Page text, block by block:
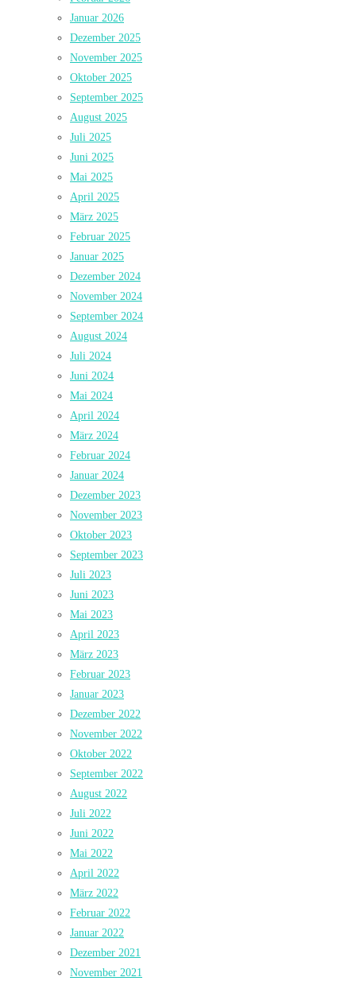
Januar 2026
Dezember 2025
November 2025
Oktober 2025
September 2025
August 2025
Juli 2025
Juni 2025
Mai 2025
April 2025
März 2025
Februar 2025
Januar 2025
Dezember 2024
November 2024
September 2024
August 2024
Juli 2024
Juni 2024
Mai 2024
April 2024
März 2024
Februar 2024
Januar 2024
Dezember 2023
November 2023
Oktober 2023
September 2023
Juli 2023
Juni 2023
Mai 2023
April 2023
März 2023
Februar 2023
Januar 2023
Dezember 2022
November 2022
Oktober 2022
September 2022
August 2022
Juli 2022
Juni 2022
Mai 2022
April 2022
März 2022
Februar 2022
Januar 2022
Dezember 2021
November 2021